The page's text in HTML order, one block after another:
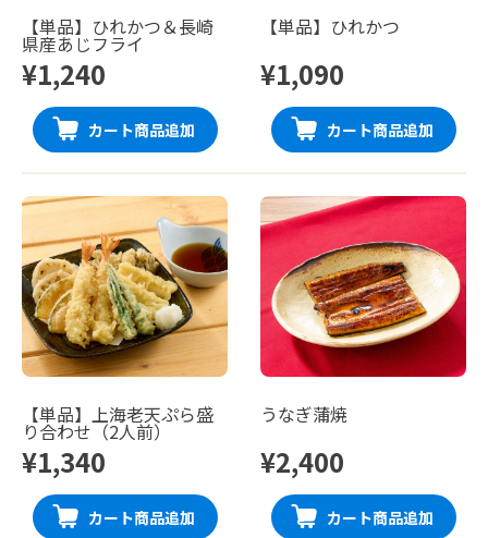
【単品】ひれかつ＆長崎
県産あじフライ
¥1,240
カート商品追加
【単品】ひれかつ
¥1,090
カート商品追加
【単品】上海老天ぷら盛
り合わせ（2人前）
¥1,340
カート商品追加
うなぎ蒲焼
¥2,400
カート商品追加